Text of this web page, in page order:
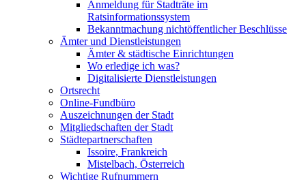
Anmeldung für Stadträte im
Ratsinformationssystem
Bekanntmachung nichtöffentlicher Beschlüsse
Ämter und Dienstleistungen
Ämter & städtische Einrichtungen
Wo erledige ich was?
Digitalisierte Dienstleistungen
Ortsrecht
Online-Fundbüro
Auszeichnungen der Stadt
Mitgliedschaften der Stadt
Städtepartnerschaften
Issoire, Frankreich
Mistelbach, Österreich
Wichtige Rufnummern